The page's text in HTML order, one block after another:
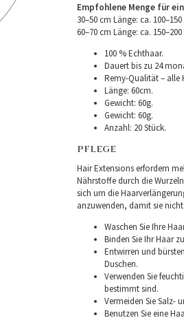
Empfohlene Menge für
30–50 cm Länge: ca.
60–70 cm Länge: ca.
100 % Echthaar.
Dauert bis zu 24
Remy-Qualität – alle
Länge: 60cm.
Gewicht: 60g.
Gewicht: 60g.
Anzahl: 20 Stück.
PFLEGE
Hair Extensions erfordern
Nährstoffe durch die
sich um die
anzuwenden, damit sie
Waschen Sie Ihre
Binden Sie Ihr Haar
Entwirren und
Duschen.
Verwenden Sie
bestimmt sind.
Vermeiden Sie Salz-
Benutzen Sie eine